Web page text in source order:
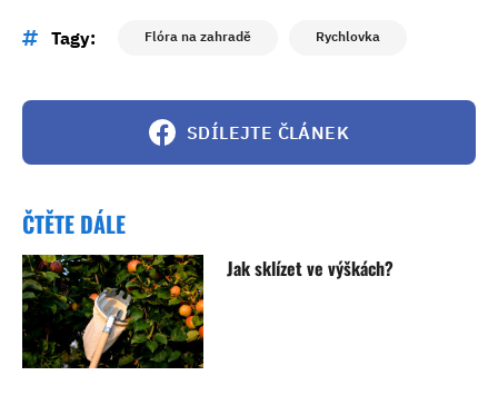
Tagy: Flóra na zahradě Rychlovka
SDÍLEJTE ČLÁNEK
ČTĚTE DÁLE
Jak sklízet ve výškách?